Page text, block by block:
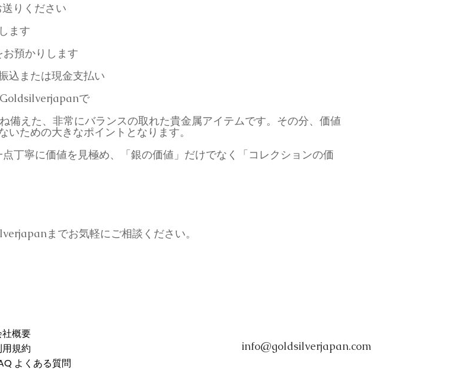
りください
ます
お預かりします
込または現金支払い
で
備えた、非常にバランスの取れた貴金属アイテムです。その分、価値
ための大きなポイントとなります。
丁寧に価値を見極め、「銀の価値」だけでなく「コレクションの価
までお気軽にご相談ください。
社概要
規約
よくある質問
info@goldsilverjapan.com